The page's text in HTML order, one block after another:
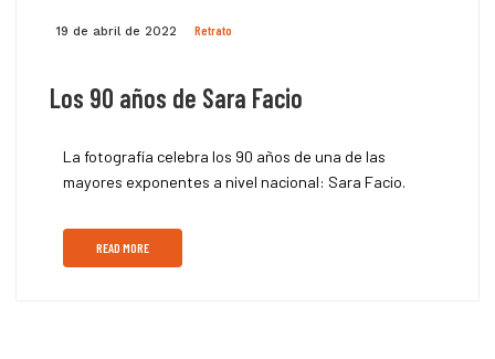
19 de abril de 2022 Retrato
Los 90 años de Sara Facio
La fotografía celebra los 90 años de una de las
mayores exponentes a nivel nacional: Sara Facio.
READ MORE